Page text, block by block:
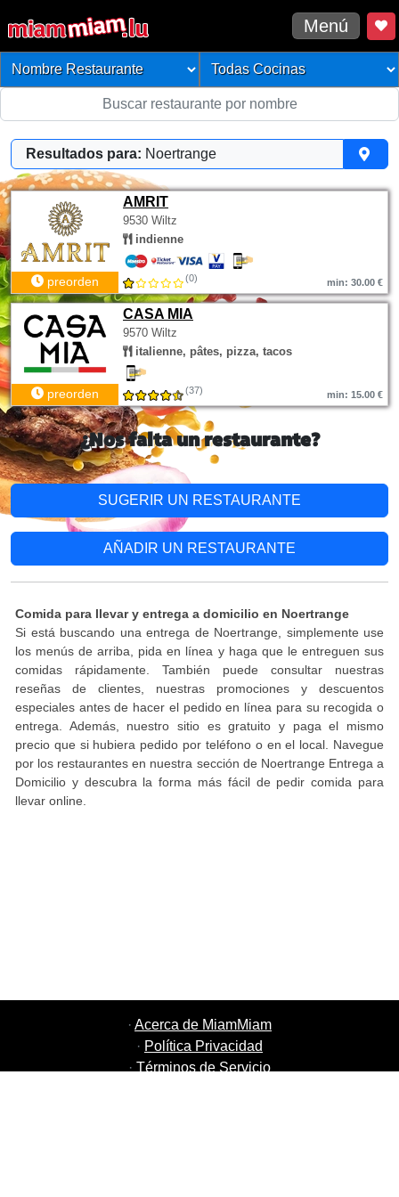
Menú
Resultados para: Noertrange
AMRIT
9530 Wiltz
indienne
preorden (0) min: 30.00 €
CASA MIA
9570 Wiltz
italienne, pâtes, pizza, tacos
preorden (37) min: 15.00 €
¿Nos falta un restaurante?
SUGERIR UN RESTAURANTE
AÑADIR UN RESTAURANTE
Comida para llevar y entrega a domicilio en Noertrange
Si está buscando una entrega de Noertrange, simplemente use
los menús de arriba, pida en línea y haga que le entreguen sus
comidas rápidamente. También puede consultar nuestras
reseñas de clientes, nuestras promociones y descuentos
especiales antes de hacer el pedido en línea para su recogida o
entrega. Además, nuestro sitio es gratuito y paga el mismo
precio que si hubiera pedido por teléfono o en el local. Navegue
por los restaurantes en nuestra sección de Noertrange Entrega a
Domicilio y descubra la forma más fácil de pedir comida para
llevar online.
· Acerca de MiamMiam
· Política Privacidad
· Términos de Servicio